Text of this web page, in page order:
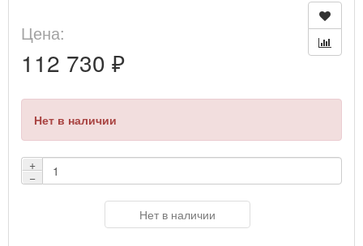
Цена:
112 730 ₽
Нет в наличии
+
−
Нет в наличии